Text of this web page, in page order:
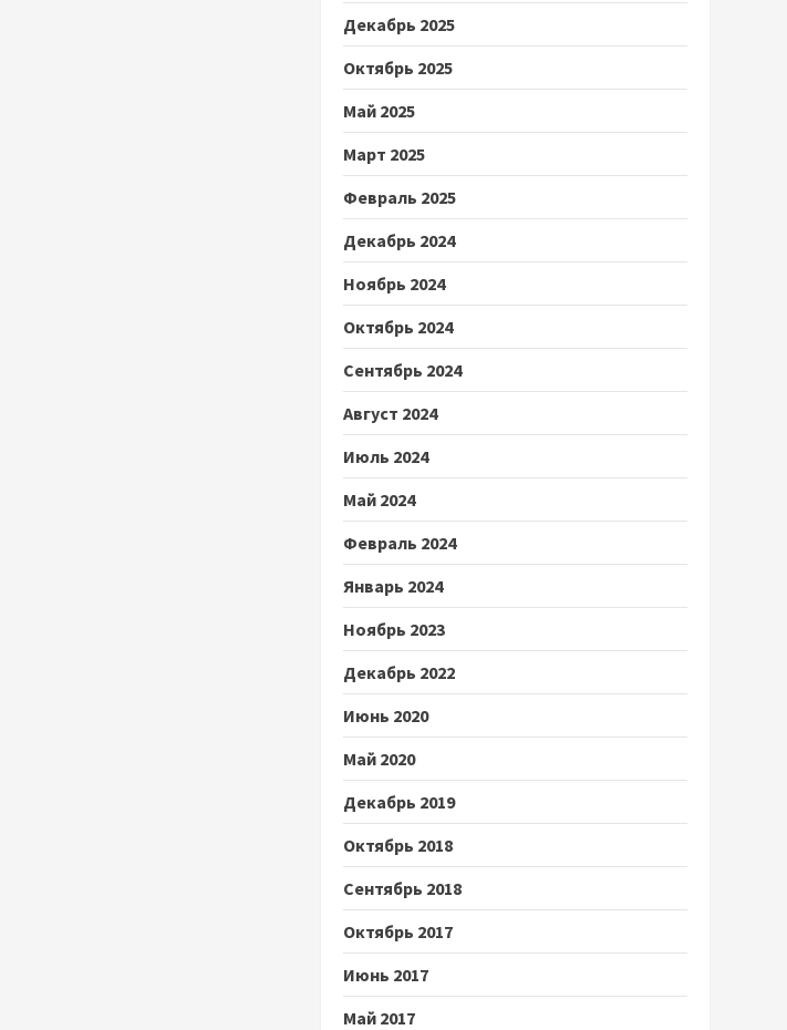
Декабрь 2025
Октябрь 2025
Май 2025
Март 2025
Февраль 2025
Декабрь 2024
Ноябрь 2024
Октябрь 2024
Сентябрь 2024
Август 2024
Июль 2024
Май 2024
Февраль 2024
Январь 2024
Ноябрь 2023
Декабрь 2022
Июнь 2020
Май 2020
Декабрь 2019
Октябрь 2018
Сентябрь 2018
Октябрь 2017
Июнь 2017
Май 2017